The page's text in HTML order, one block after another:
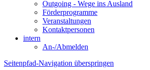
Outgoing - Wege ins Ausland
Förderprogramme
Veranstaltungen
Kontaktpersonen
intern
An-/Abmelden
Seitenpfad-Navigation überspringen